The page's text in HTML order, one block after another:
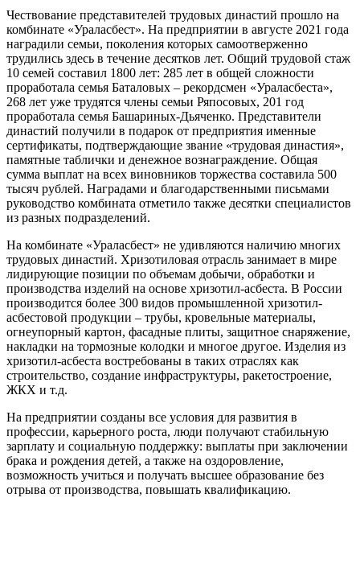
Чествование представителей трудовых династий прошло на
комбинате «Ураласбест». На предприятии в августе 2021 года
наградили семьи, поколения которых самоотверженно
трудились здесь в течение десятков лет. Общий трудовой стаж
10 семей составил 1800 лет: 285 лет в общей сложности
проработала семья Баталовых – рекордсмен «Ураласбеста»,
268 лет уже трудятся члены семьи Ряпосовых, 201 год
проработала семья Башариных-Дьяченко. Представители
династий получили в подарок от предприятия именные
сертификаты, подтверждающие звание «трудовая династия»,
памятные таблички и денежное вознаграждение. Общая
сумма выплат на всех виновников торжества составила 500
тысяч рублей. Наградами и благодарственными письмами
руководство комбината отметило также десятки специалистов
из разных подразделений.
На комбинате «Ураласбест» не удивляются наличию многих
трудовых династий. Хризотиловая отрасль занимает в мире
лидирующие позиции по объемам добычи, обработки и
производства изделий на основе хризотил-асбеста. В России
производится более 300 видов промышленной хризотил-
асбестовой продукции – трубы, кровельные материалы,
огнеупорный картон, фасадные плиты, защитное снаряжение,
накладки на тормозные колодки и многое другое. Изделия из
хризотил-асбеста востребованы в таких отраслях как
строительство, создание инфраструктуры, ракетостроение,
ЖКХ и т.д.
На предприятии созданы все условия для развития в
профессии, карьерного роста, люди получают стабильную
зарплату и социальную поддержку: выплаты при заключении
брака и рождения детей, а также на оздоровление,
возможность учиться и получать высшее образование без
отрыва от производства, повышать квалификацию.